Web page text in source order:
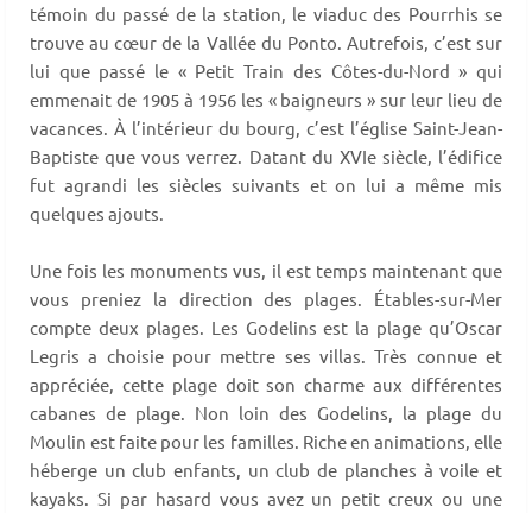
témoin du passé de la station, le viaduc des Pourrhis se
trouve au cœur de la Vallée du Ponto. Autrefois, c’est sur
lui que passé le « Petit Train des Côtes-du-Nord » qui
emmenait de 1905 à 1956 les « baigneurs » sur leur lieu de
vacances. À l’intérieur du bourg, c’est l’église Saint-Jean-
Baptiste que vous verrez. Datant du XVIe siècle, l’édifice
fut agrandi les siècles suivants et on lui a même mis
quelques ajouts.
Une fois les monuments vus, il est temps maintenant que
vous preniez la direction des plages. Étables-sur-Mer
compte deux plages. Les Godelins est la plage qu’Oscar
Legris a choisie pour mettre ses villas. Très connue et
appréciée, cette plage doit son charme aux différentes
cabanes de plage. Non loin des Godelins, la plage du
Moulin est faite pour les familles. Riche en animations, elle
héberge un club enfants, un club de planches à voile et
kayaks. Si par hasard vous avez un petit creux ou une